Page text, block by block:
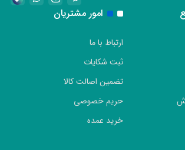
امور مشتریان
ارتباط با ما
ثبت شکایات
تضمین اصالت کالا
حریم خصوصی
خرید عمده